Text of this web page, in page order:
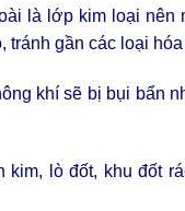
là lớp kim loại
tránh gần các loại hóa
khí sẽ bị bụi bẩn
lò đốt, khu đốt